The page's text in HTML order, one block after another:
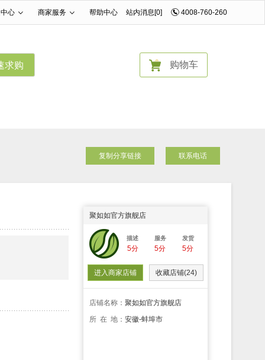
心 商家服务 帮助中心 站内消息[0] 4008-760-260
求购 购物车
复制分享链接 联系电话
聚如如官方旗舰店
描述
5分
服务
5分
发货
5分
进入商家店铺 收藏店铺(24)
店铺名称： 聚如如官方旗舰店
所 在 地： 安徽-蚌埠市